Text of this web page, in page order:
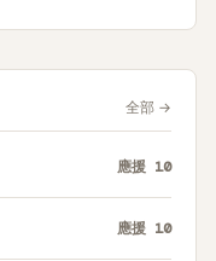
全部 →
應援 10
應援 10